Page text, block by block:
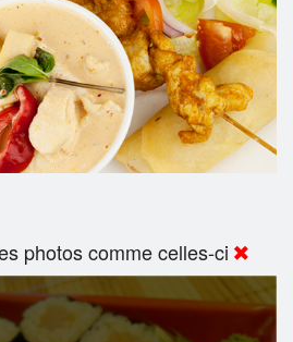
photos comme celles-ci